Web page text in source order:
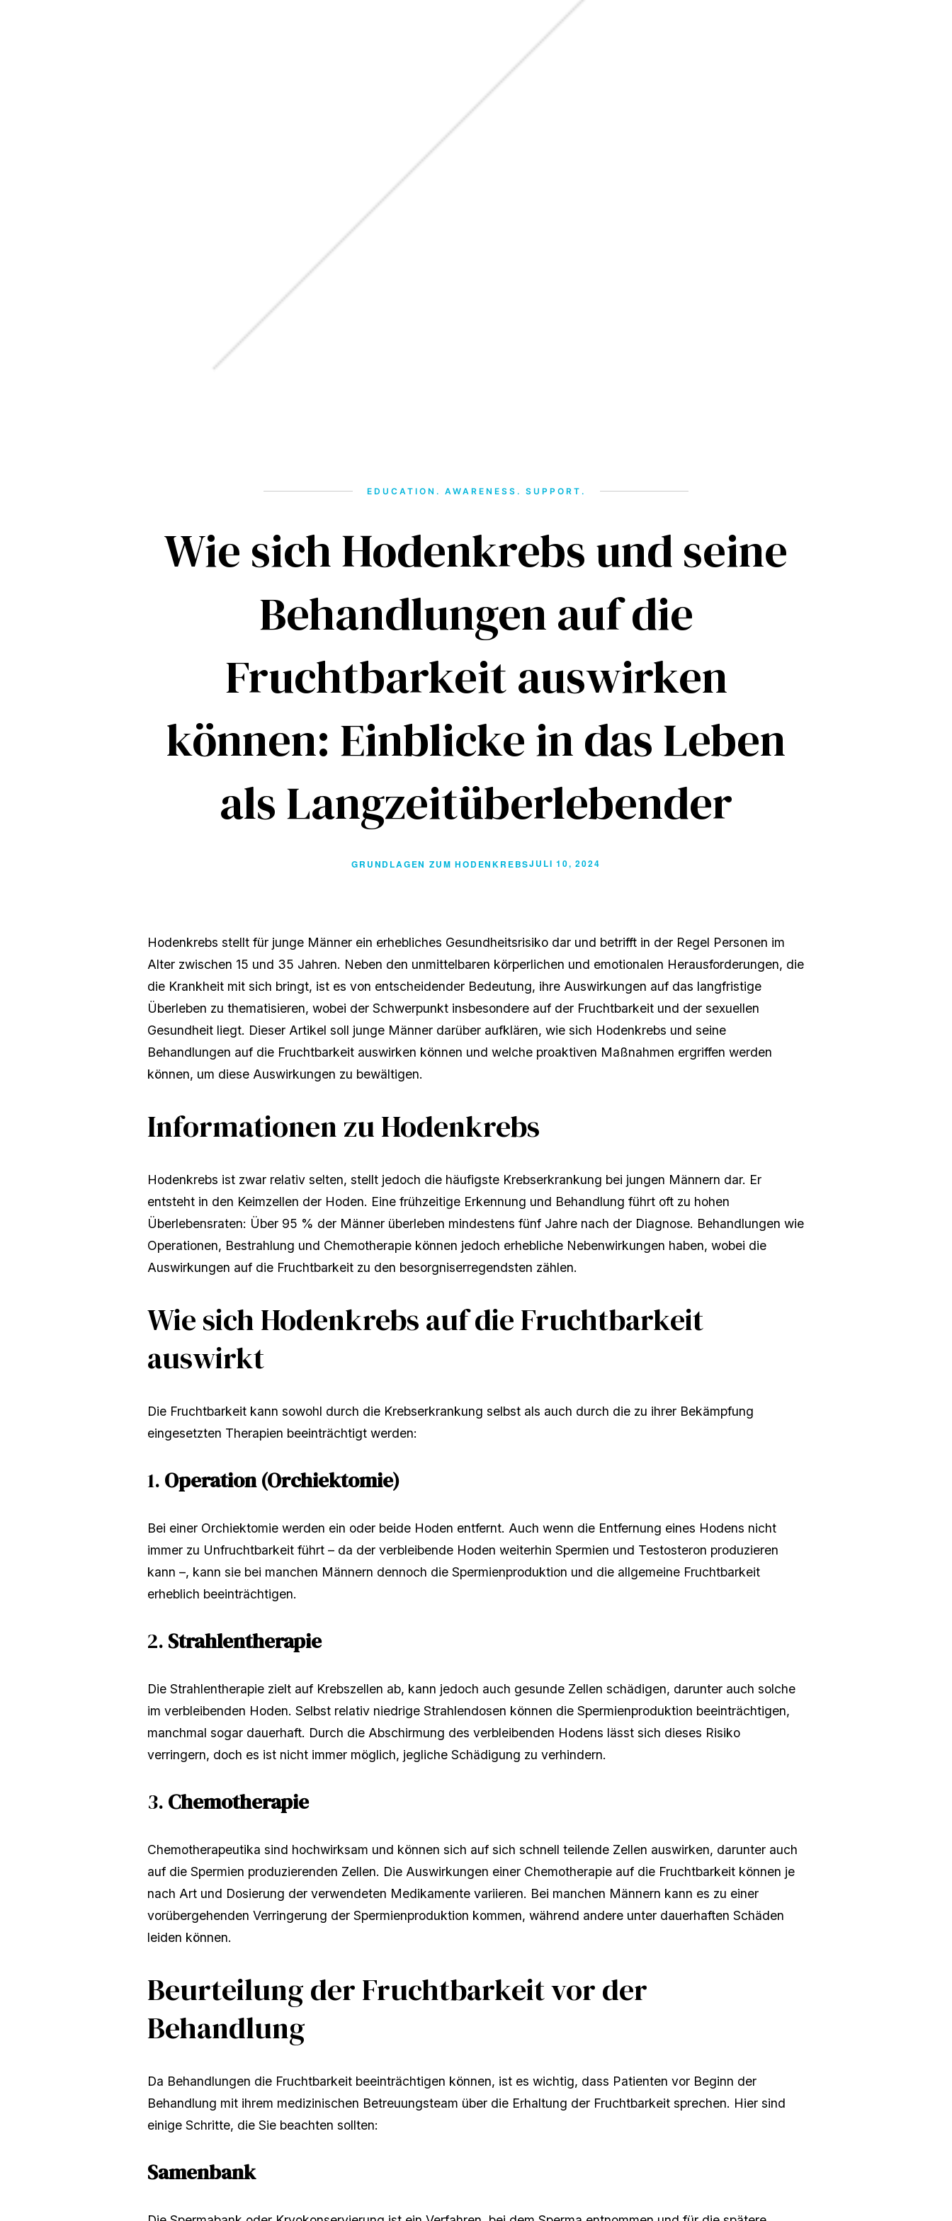
EDUCATION. AWARENESS. SUPPORT.
Wie sich Hodenkrebs und seine
Behandlungen auf die
Fruchtbarkeit auswirken
können: Einblicke in das Leben
als Langzeitüberlebender
GRUNDLAGEN ZUM HODENKREBSJULI 10, 2024
Hodenkrebs stellt für junge Männer ein erhebliches Gesundheitsrisiko dar und betrifft in der Regel Personen im
Alter zwischen 15 und 35 Jahren. Neben den unmittelbaren körperlichen und emotionalen Herausforderungen, die
die Krankheit mit sich bringt, ist es von entscheidender Bedeutung, ihre Auswirkungen auf das langfristige
Überleben zu thematisieren, wobei der Schwerpunkt insbesondere auf der Fruchtbarkeit und der sexuellen
Gesundheit liegt. Dieser Artikel soll junge Männer darüber aufklären, wie sich Hodenkrebs und seine
Behandlungen auf die Fruchtbarkeit auswirken können und welche proaktiven Maßnahmen ergriffen werden
können, um diese Auswirkungen zu bewältigen.
Informationen zu Hodenkrebs
Hodenkrebs ist zwar relativ selten, stellt jedoch die häufigste Krebserkrankung bei jungen Männern dar. Er
entsteht in den Keimzellen der Hoden. Eine frühzeitige Erkennung und Behandlung führt oft zu hohen
Überlebensraten: Über 95 % der Männer überleben mindestens fünf Jahre nach der Diagnose. Behandlungen wie
Operationen, Bestrahlung und Chemotherapie können jedoch erhebliche Nebenwirkungen haben, wobei die
Auswirkungen auf die Fruchtbarkeit zu den besorgniserregendsten zählen.
Wie sich Hodenkrebs auf die Fruchtbarkeit
auswirkt
Die Fruchtbarkeit kann sowohl durch die Krebserkrankung selbst als auch durch die zu ihrer Bekämpfung
eingesetzten Therapien beeinträchtigt werden:
1. Operation (Orchiektomie)
Bei einer Orchiektomie werden ein oder beide Hoden entfernt. Auch wenn die Entfernung eines Hodens nicht
immer zu Unfruchtbarkeit führt – da der verbleibende Hoden weiterhin Spermien und Testosteron produzieren
kann –, kann sie bei manchen Männern dennoch die Spermienproduktion und die allgemeine Fruchtbarkeit
erheblich beeinträchtigen.
2. Strahlentherapie
Die Strahlentherapie zielt auf Krebszellen ab, kann jedoch auch gesunde Zellen schädigen, darunter auch solche
im verbleibenden Hoden. Selbst relativ niedrige Strahlendosen können die Spermienproduktion beeinträchtigen,
manchmal sogar dauerhaft. Durch die Abschirmung des verbleibenden Hodens lässt sich dieses Risiko
verringern, doch es ist nicht immer möglich, jegliche Schädigung zu verhindern.
3. Chemotherapie
Chemotherapeutika sind hochwirksam und können sich auf sich schnell teilende Zellen auswirken, darunter auch
auf die Spermien produzierenden Zellen. Die Auswirkungen einer Chemotherapie auf die Fruchtbarkeit können je
nach Art und Dosierung der verwendeten Medikamente variieren. Bei manchen Männern kann es zu einer
vorübergehenden Verringerung der Spermienproduktion kommen, während andere unter dauerhaften Schäden
leiden können.
Beurteilung der Fruchtbarkeit vor der
Behandlung
Da Behandlungen die Fruchtbarkeit beeinträchtigen können, ist es wichtig, dass Patienten vor Beginn der
Behandlung mit ihrem medizinischen Betreuungsteam über die Erhaltung der Fruchtbarkeit sprechen. Hier sind
einige Schritte, die Sie beachten sollten:
Samenbank